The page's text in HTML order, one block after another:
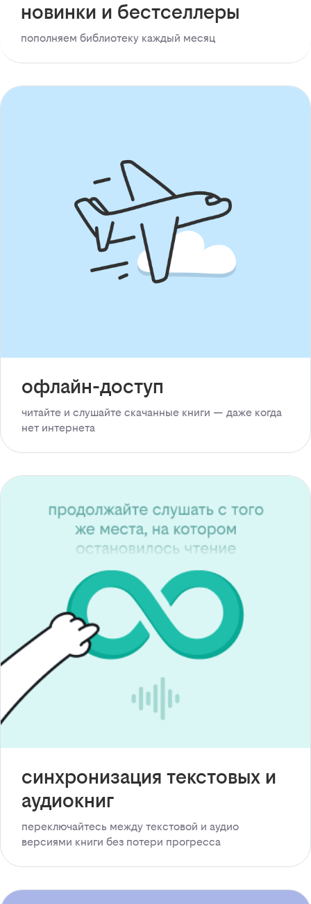
новинки и бестселлеры
пополняем библиотеку каждый месяц
офлайн-доступ
читайте и слушайте скачанные книги — даже когда
нет интернета
синхронизация текстовых и
аудиокниг
переключайтесь между текстовой и аудио
версиями книги без потери прогресса